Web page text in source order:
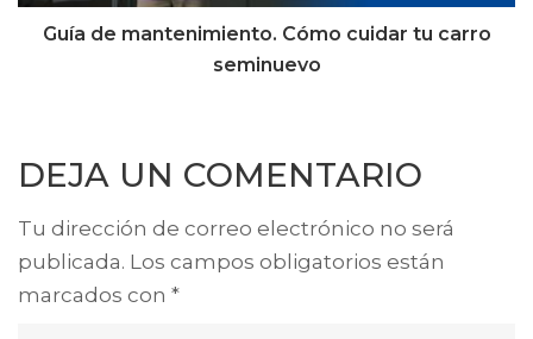
Guía de mantenimiento. Cómo cuidar tu carro
seminuevo
DEJA UN COMENTARIO
Tu dirección de correo electrónico no será
publicada. Los campos obligatorios están
marcados con *